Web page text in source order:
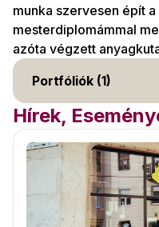
munka szervesen épít
mesterdiplomámmal
azóta végzett
Portfóliók (1)
Hírek,